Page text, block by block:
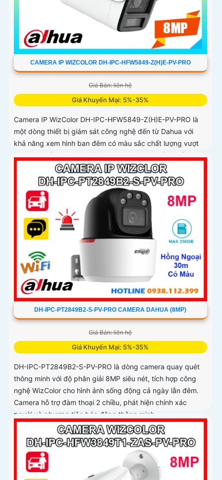
CAMERA IP WIZCOLOR DH-IPC-HFW5849-Z(H)E-PV-PRO
Giá Bán: liên hệ
Giá Khuyến Mại: 5%-35%
Camera IP WizColor DH-IPC-HFW5849-Z(H)E-PV-PRO là
một dòng thiết bị giám sát công nghệ đến từ Dahua với
khả năng xem hình ban đêm có màu sắc chất lượng vượt
trội. Với chất lượng hình ảnh siêu nét 4K nhờ cảm biến
DH-IPC-PT2849B2-S-PV-PRO CAMERA DAHUA (8MP)
Giá Bán: liên hệ
Giá Khuyến Mại: 5%-35%
DH-IPC-PT2849B2-S-PV-PRO là dòng camera quay quét
thông minh với độ phân giải 8MP siêu nét, tích hợp công
nghệ WizColor cho hình ảnh sống động cả ngày lẫn đêm.
Camera hỗ trợ đàm thoại 2 chiều, phát hiện chính xác
người và phương tiện báo động thông minh